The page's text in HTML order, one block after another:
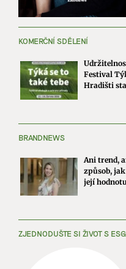
KOMERČNÍ SDĚLENÍ
Festival
Hradišti
BRANDNEWS
Ani trend,
způsob,
její
ZJEDNODUŠTE SI ŽIVOT S ESG